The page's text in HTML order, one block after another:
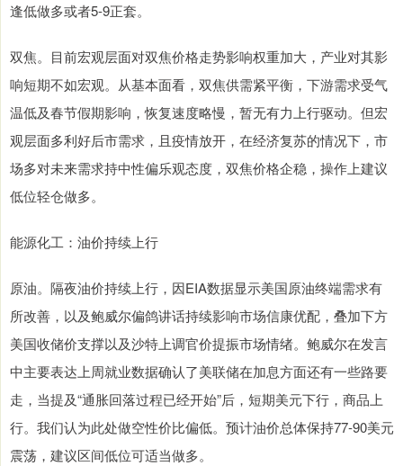
逢低做多或者5-9正套。
双焦。目前宏观层面对双焦价格走势影响权重加大，产业对其影
响短期不如宏观。从基本面看，双焦供需紧平衡，下游需求受气
温低及春节假期影响，恢复速度略慢，暂无有力上行驱动。但宏
观层面多利好后市需求，且疫情放开，在经济复苏的情况下，市
场多对未来需求持中性偏乐观态度，双焦价格企稳，操作上建议
低位轻仓做多。
能源化工：油价持续上行
原油。隔夜油价持续上行，因EIA数据显示美国原油终端需求有
所改善，以及鲍威尔偏鸽讲话持续影响市场信康优配，叠加下方
美国收储价支撑以及沙特上调官价提振市场情绪。鲍威尔在发言
中主要表达上周就业数据确认了美联储在加息方面还有一些路要
走，当提及“通胀回落过程已经开始”后，短期美元下行，商品上
行。我们认为此处做空性价比偏低。预计油价总体保持77-90美元
震荡，建议区间低位可适当做多。